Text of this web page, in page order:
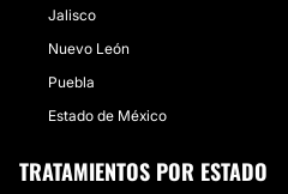
Jalisco
Nuevo León
Puebla
Estado de México
TRATAMIENTOS POR ESTADO